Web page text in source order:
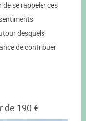
de se rappeler ces
desquels
de contribuer
de 190 €